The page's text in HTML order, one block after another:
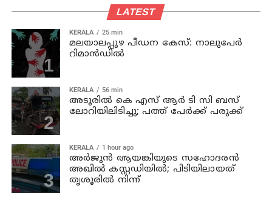
LATEST
KERALA 25 min
മലയാലപ്പുഴ പീഡന കേസ്: നാലുപേര്‍
റിമാന്‍ഡില്‍
KERALA 56 min
അടൂരില്‍ കെ എസ് ആര്‍ ടി സി ബസ്
ലോറിയിലിടിച്ചു; പത്ത് പേര്‍ക്ക് പരുക്ക്
KERALA 1 hour ago
അര്‍ജുന്‍ ആയങ്കിയുടെ സഹോദരന്‍
അഖില്‍ കസ്റ്റഡിയില്‍; പിടിയിലായത്
തൃശൂരില്‍ നിന്ന്